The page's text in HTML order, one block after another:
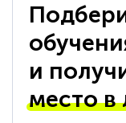
и
место в